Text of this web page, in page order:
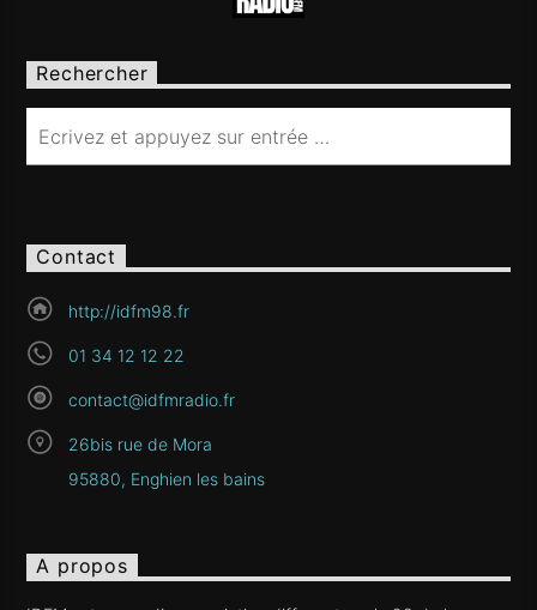
Rechercher
Contact
http://idfm98.fr
01 34 12 12 22
contact@idfmradio.fr
26bis rue de Mora
95880, Enghien les bains
A propos